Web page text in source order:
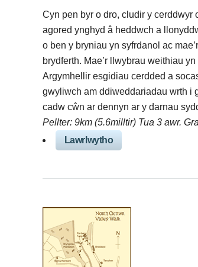
Cyn pen byr o dro, cludir y cerddwyr
agored ynghyd â heddwch a
o ben y bryniau yn syfrdanol ac
brydferth. Mae’r llwybrau weithiau
Argymhellir esgidiau cerdded a
gwyliwch am ddiweddariadau wrth i
cadw cŵn ar dennyn ar y darnau
Pellter: 9km (5.6milltir) Tua 3 awr.
Lawrlwytho